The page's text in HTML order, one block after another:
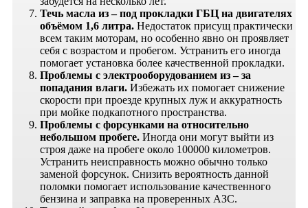
Течь масла из – под прокладки ГБЦ на двигателях
объёмом 1,6 литра. Недостаток присущ практически
всем таким моторам, но особенно явно он проявляет
себя с возрастом и пробегом. Устранить его иногда
помогает установка более качественной прокладки.
Проблемы с электрооборудованием из – за
попадания влаги. Избежать их помогает снижение
скорости при проезде крупных луж и аккуратность
при мойке подкапотного пространства.
Проблемы с форсунками на относительно
небольшом пробеге. Иногда они могут выйти из
строя даже на пробеге около 100000 километров.
Устранить неисправность можно обычно только
заменой форсунок. Снизить вероятность данной
поломки помогает использование качественного
бензина и заправка на проверенных АЗС.